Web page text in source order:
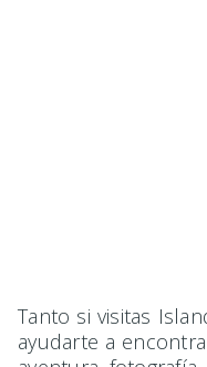
Tanto si visitas
ayudarte a